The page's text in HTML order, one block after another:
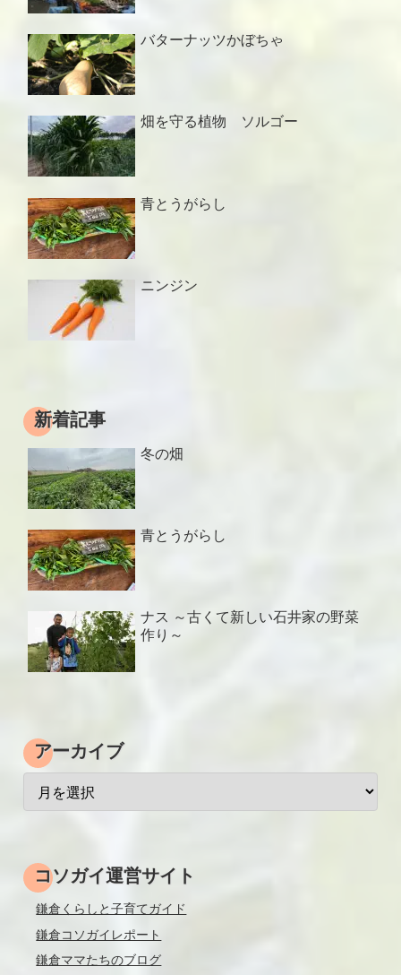
バターナッツかぼちゃ
畑を守る植物 ソルゴー
青とうがらし
ニンジン
新着記事
冬の畑
青とうがらし
ナス ～古くて新しい石井家の野菜
作り～
アーカイブ
コソガイ運営サイト
鎌倉くらしと子育てガイド
鎌倉コソガイレポート
鎌倉ママたちのブログ